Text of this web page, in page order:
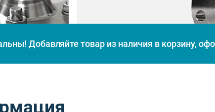
Добавляйте товар из наличия в корзину,